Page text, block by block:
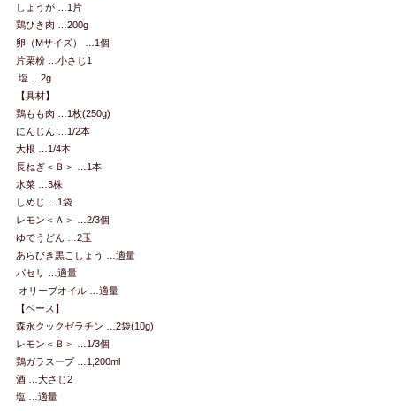
しょうが …1片
鶏ひき肉 …200g
卵（Mサイズ） …1個
片栗粉 …小さじ1
塩 …2g
【具材】
鶏もも肉 …1枚(250g)
にんじん …1/2本
大根 …1/4本
長ねぎ＜Ｂ＞ …1本
水菜 …3株
しめじ …1袋
レモン＜Ａ＞ …2/3個
ゆでうどん …2玉
あらびき黒こしょう …適量
パセリ …適量
オリーブオイル …適量
【ベース】
森永クックゼラチン …2袋(10g)
レモン＜Ｂ＞ …1/3個
鶏ガラスープ …1,200ml
酒 …大さじ2
塩 …適量